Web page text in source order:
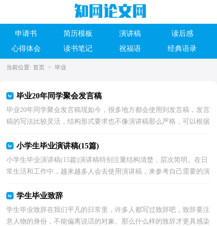
申请书 简历模板 演讲稿
读后感
心得体会
读书笔记 祝福语 经典语录
当前位置: 首页 > 毕业
毕业20年同学聚会发言稿
毕业20年同学聚会发言稿现如今，很多地方都会使用到发言稿，发言
稿的写法比较灵活，结构形式要求也不像演讲稿那么严格，可以根据
小学生毕业演讲稿(15篇)
小学生毕业演讲稿(15篇)演讲稿特别注重结构清楚，层次简明。在日
常生活和工作中，越来越多人会去使用演讲稿，来参考自己需要的演
学生毕业致辞
学生毕业致辞在我们平凡的日常里，许多人都写过致辞吧，致辞要注
意人物的身份，不能偏离说话的对象。那么什么样的致辞才更具感染